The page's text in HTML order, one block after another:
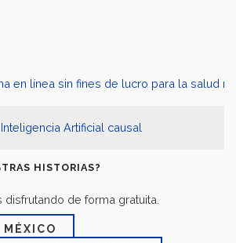
en línea sin fines de lucro para la salud
Artificial causal
HISTORIAS?
de forma gratuita.